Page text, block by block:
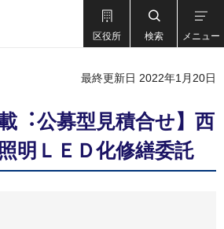
区役所 検索 メニュー
最終更新日 2022年1月20日
︓公募型見積合せ】西
明ＬＥＤ化修繕委託